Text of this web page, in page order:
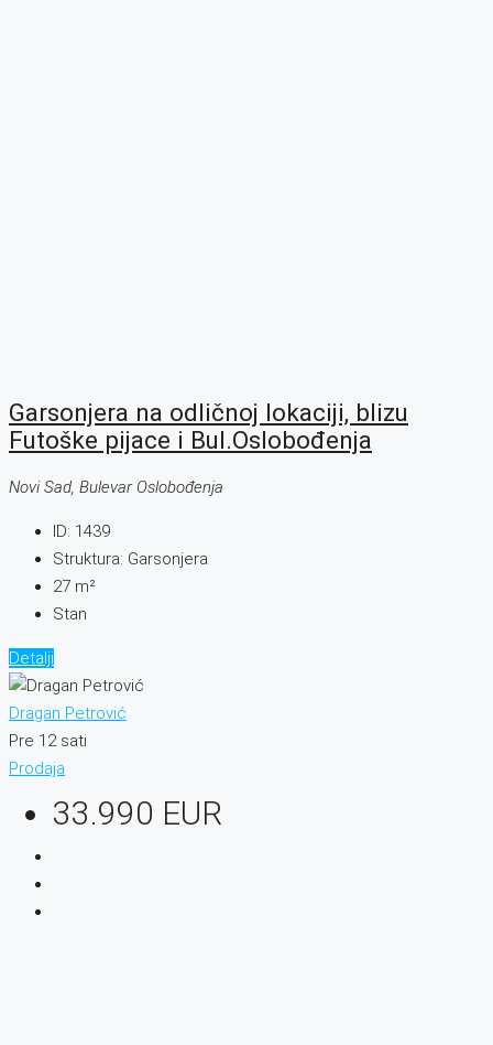
Garsonjera na odličnoj lokaciji, blizu
Futoške pijace i Bul.Oslobođenja
Novi Sad, Bulevar Oslobođenja
ID: 1439
Struktura: Garsonjera
27 m²
Stan
Detalji
Dragan Petrović
Pre 12 sati
Prodaja
33.990 EUR